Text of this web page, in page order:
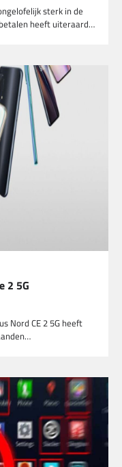
sterk in de
heeft uiteraard…
2 5G
Nord CE 2 5G heeft